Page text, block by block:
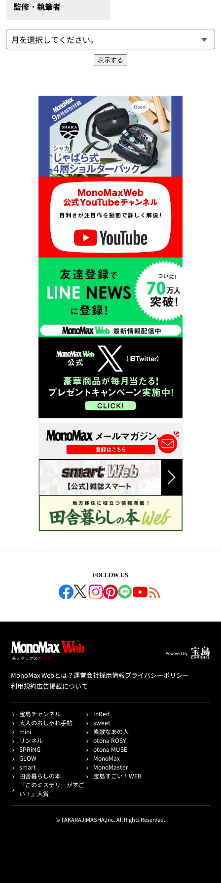
監修・執筆者
表示する
FOLLOW US
MonoMax Webとは？運営会社採用情報プライバシーポリシー
利用規約広告掲載について
宝島チャンネル
InRed
大人のおしゃれ手帖
sweet
mini
素敵なあの人
リンネル
otona ROSY
SPRiNG
otona MUSE
GLOW
MonoMax
smart
MonoMaster
田舎暮らしの本
宝島すごい！WEB
『このミステリーがすご
い！』大賞
© TAKARAJIMASHA,Inc. All Rights Reserved.